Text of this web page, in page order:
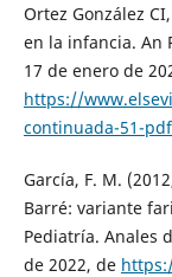
Ortez González
en la infancia. An
17 de enero de
https://
continuada-51-
García, F. M.
Barré: variante
Pediatría. Anales
de 2022, de